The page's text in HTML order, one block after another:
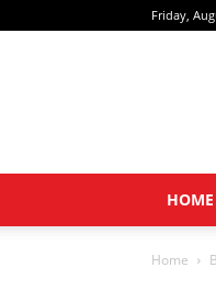
Friday,
HOME
Home